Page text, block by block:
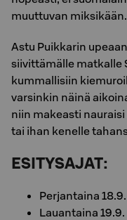
muuttuvan
Astu Puikkarin
siivittämälle matkalle
kummallisiin
varsinkin näinä
niin makeasti
tai ihan kenelle
ESITYSAJAT:
Perjantaina 18.9.
Lauantaina 19.9.